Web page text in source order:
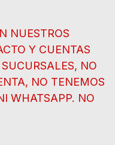
NUESTROS
Y CUENTAS
NO
NO TENEMOS
WHATSAPP. NO